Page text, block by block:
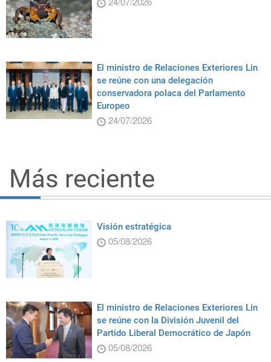
El ministro de Relaciones Exteriores Lin
se reúne con una delegación
conservadora polaca del Parlamento
Europeo
24/07/2026
Más reciente
Visión estratégica
05/08/2026
El ministro de Relaciones Exteriores Lin
se reúne con la División Juvenil del
Partido Liberal Democrático de Japón
05/08/2026